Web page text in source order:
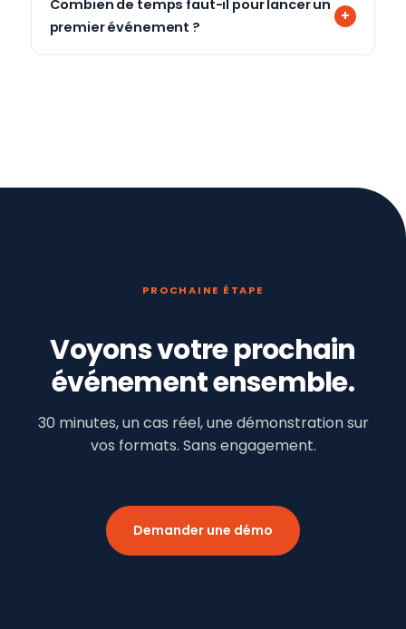
Combien de temps faut-il pour lancer un
premier événement ?
PROCHAINE ÉTAPE
Voyons votre prochain
événement ensemble.
30 minutes, un cas réel, une démonstration sur
vos formats. Sans engagement.
Demander une démo